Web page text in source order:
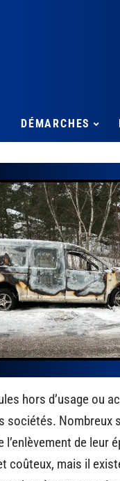
DÉMARCHES
hors d’usage ou
sociétés.
de leur
coûteux, mais il